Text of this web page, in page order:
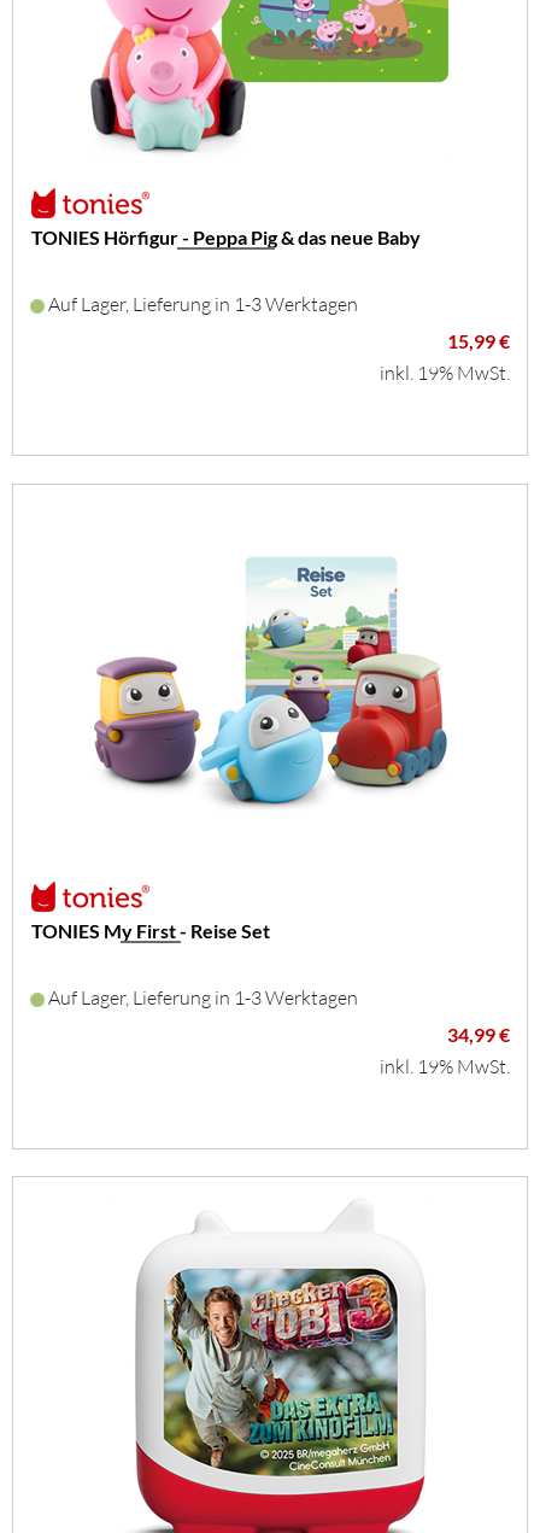
TONIES Hörfigur - Peppa Pig & das neue Baby
Auf Lager, Lieferung in 1-3 Werktagen
15,99 €
inkl. 19% MwSt.
TONIES My First - Reise Set
Auf Lager, Lieferung in 1-3 Werktagen
34,99 €
inkl. 19% MwSt.